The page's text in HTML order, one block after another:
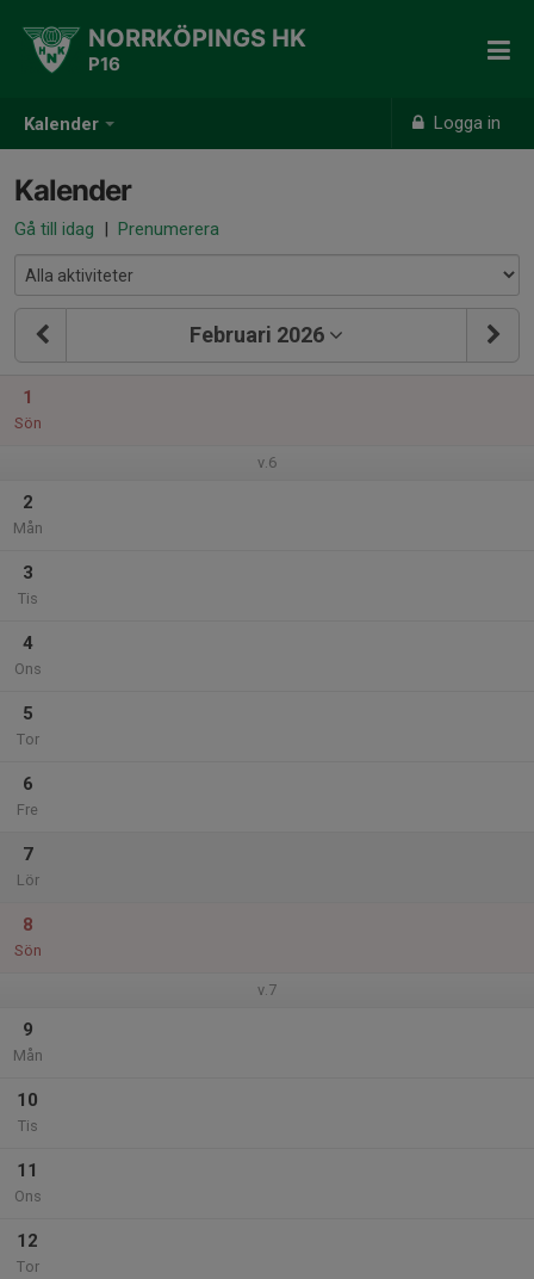
Kalender Logga in
NORRKÖPINGS HK
P16
Kalender
Gå till idag | Prenumerera
Februari 2026
1
Sön
v.6
2
Mån
3
Tis
4
Ons
5
Tor
6
Fre
7
Lör
8
Sön
v.7
9
Mån
10
Tis
11
Ons
12
Tor